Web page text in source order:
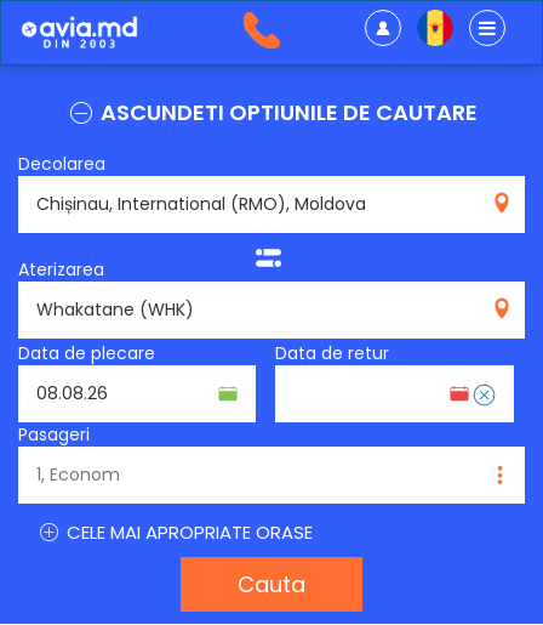
ASCUNDETI OPTIUNILE DE CAUTARE
Decolarea
Aterizarea
Data de plecare
Data de retur
Pasageri
CELE MAI APROPRIATE ORASE
Cauta